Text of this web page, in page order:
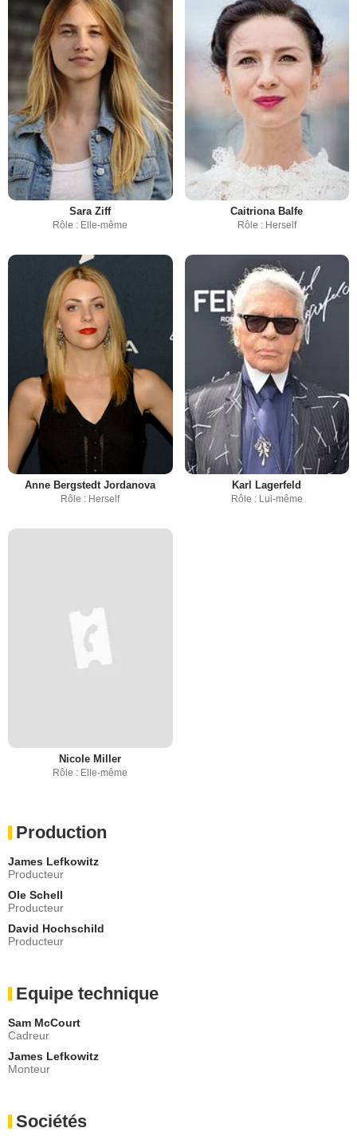
Sara Ziff
Rôle : Elle-même
Caitriona Balfe
Rôle : Herself
Anne Bergstedt Jordanova
Rôle : Herself
Karl Lagerfeld
Rôle : Lui-même
Nicole Miller
Rôle : Elle-même
Production
James Lefkowitz
Producteur
Ole Schell
Producteur
David Hochschild
Producteur
Equipe technique
Sam McCourt
Cadreur
James Lefkowitz
Monteur
Sociétés